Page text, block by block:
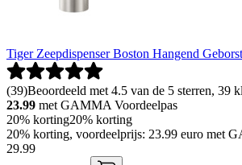
Tiger Zeepdispenser Boston Hangend
(39)Beoordeeld met 4.5 van de 5 sterren, 39
23.99 met GAMMA Voordeelpas
20% korting20% korting
20% korting, voordeelprijs: 23.99 euro met
29.99